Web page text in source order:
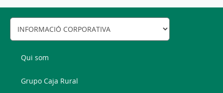
Qui som
Grupo Caja Rural